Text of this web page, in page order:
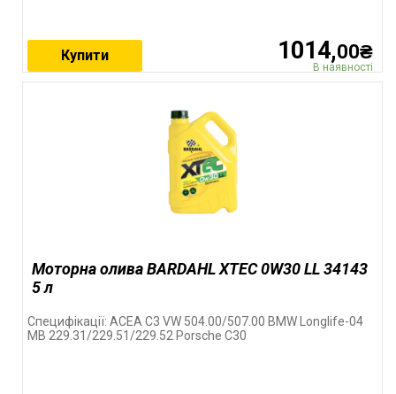
1014,00₴
В наявності
Купити
Моторна олива BARDAHL XTEC 0W30 LL 34143
5 л
Специфікації: ACEA C3 VW 504.00/507.00 BMW Longlife-04
MB 229.31/229.51/229.52 Porsche C30